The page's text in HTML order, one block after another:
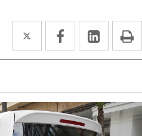
Twitter
Enlace
a
aplicación
externa.
Facebook
Enlace
a
aplicación
externa.
Enlace
a